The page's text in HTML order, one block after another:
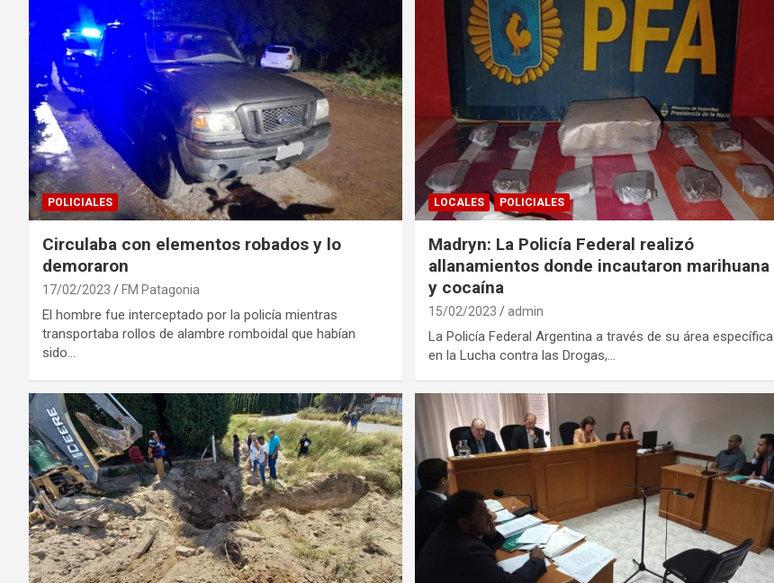
POLICIALES
Circulaba con elementos robados y lo
demoraron
17/02/2023 FM Patagonia
El hombre fue interceptado por la policía mientras
transportaba rollos de alambre romboidal que habían
sido…
LOCALES POLICIALES
Madryn: La Policía Federal realizó
allanamientos donde incautaron marihuana
y cocaína
15/02/2023 admin
La Policía Federal Argentina a través de su área específica
en la Lucha contra las Drogas,…